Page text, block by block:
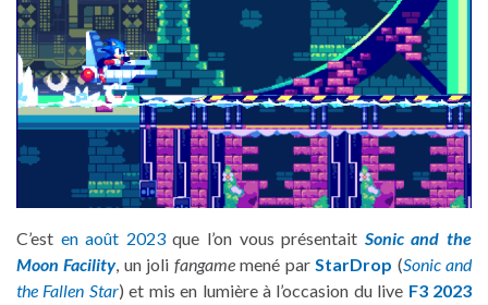
C’est en août 2023que l’on vous présentait Sonic and the
Moon Facility, un joli fangamemené parStarDrop (Sonic and
the Fallen Star) et mis en lumière à l’occasion du live F3 2023